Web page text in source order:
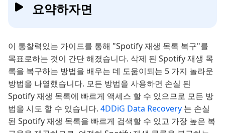
요약하자면
이 통찰력있는 가이드를 통해 "Spotify 재생 목록 복구"를
목표로하는 것이 간단 해졌습니다. 삭제 된 Spotify 재생 목
록을 복구하는 방법을 배우는 데 도움이되는 5 가지 놀라운
방법을 나열했습니다. 모든 방법을 사용하면 손실 된
Spotify 재생 목록에 빠르게 액세스 할 수 있으므로 모든 방
법을 시도 할 수 있습니다. 4DDiG Data Recovery 는 손실
된 Spotify 재생 목록을 빠르게 검색할 수 있고 가장 높은 복